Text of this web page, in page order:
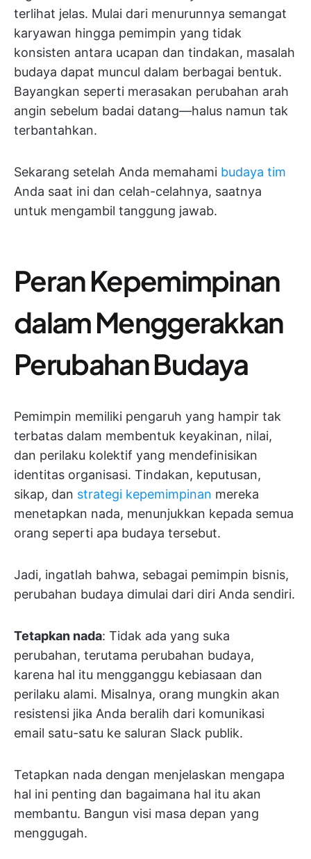
terlihat jelas. Mulai dari menurunnya semangat
karyawan hingga pemimpin yang tidak
konsisten antara ucapan dan tindakan, masalah
budaya dapat muncul dalam berbagai bentuk.
Bayangkan seperti merasakan perubahan arah
angin sebelum badai datang—halus namun tak
terbantahkan.
Sekarang setelah Anda memahami budaya tim
Anda saat ini dan celah-celahnya, saatnya
untuk mengambil tanggung jawab.
Peran Kepemimpinan
dalam Menggerakkan
Perubahan Budaya
Pemimpin memiliki pengaruh yang hampir tak
terbatas dalam membentuk keyakinan, nilai,
dan perilaku kolektif yang mendefinisikan
identitas organisasi. Tindakan, keputusan,
sikap, dan strategi kepemimpinan mereka
menetapkan nada, menunjukkan kepada semua
orang seperti apa budaya tersebut.
Jadi, ingatlah bahwa, sebagai pemimpin bisnis,
perubahan budaya dimulai dari diri Anda sendiri.
Tetapkan nada: Tidak ada yang suka
perubahan, terutama perubahan budaya,
karena hal itu mengganggu kebiasaan dan
perilaku alami. Misalnya, orang mungkin akan
resistensi jika Anda beralih dari komunikasi
email satu-satu ke saluran Slack publik.
Tetapkan nada dengan menjelaskan mengapa
hal ini penting dan bagaimana hal itu akan
membantu. Bangun visi masa depan yang
menggugah.